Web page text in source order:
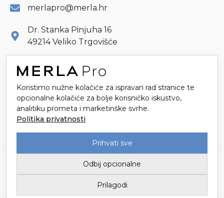
merlapro@merla.hr
Dr. Stanka Pinjuha 16
49214 Veliko Trgovišće
Tvornica tekstila Trgovišće d.o.o. za proizvodnju i trgovinu / Upisano u
Sudski registar kod Trgovačkog suda u Zagrebu
Temeljni kapital 3.147.149,78 € / Uprava: Mario Popić
Koristimo nužne kolačiće za ispravan rad stranice te
opcionalne kolačiće za bolje korisničko iskustvo,
analitiku prometa i marketinške svrhe.
Politika privatnosti
Prihvati sve
Odbij opcionalne
Prilagodi